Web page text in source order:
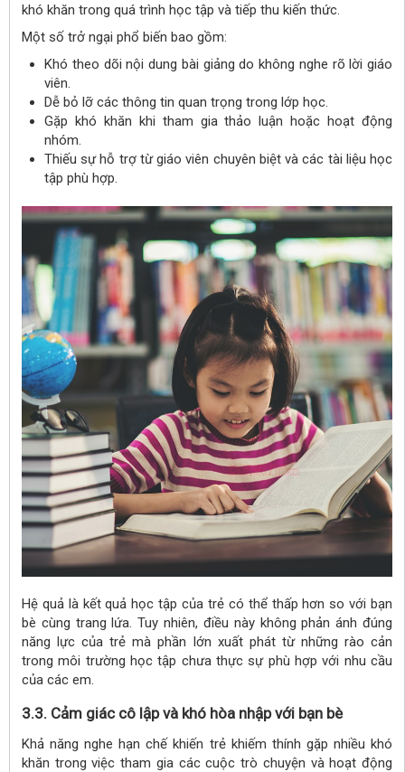
khó khăn trong quá trình học tập và tiếp thu kiến thức.
Một số trở ngại phổ biến bao gồm:
Khó theo dõi nội dung bài giảng do không nghe rõ lời giáo
viên.
Dễ bỏ lỡ các thông tin quan trọng trong lớp học.
Gặp khó khăn khi tham gia thảo luận hoặc hoạt động
nhóm.
Thiếu sự hỗ trợ từ giáo viên chuyên biệt và các tài liệu học
tập phù hợp.
Hệ quả là kết quả học tập của trẻ có thể thấp hơn so với bạn
bè cùng trang lứa. Tuy nhiên, điều này không phản ánh đúng
năng lực của trẻ mà phần lớn xuất phát từ những rào cản
trong môi trường học tập chưa thực sự phù hợp với nhu cầu
của các em.
3.3. Cảm giác cô lập và khó hòa nhập với bạn bè
Khả năng nghe hạn chế khiến trẻ khiếm thính gặp nhiều khó
khăn trong việc tham gia các cuộc trò chuyện và hoạt động